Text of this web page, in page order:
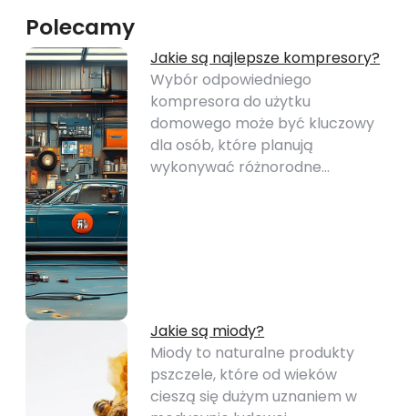
Polecamy
Jakie są najlepsze kompresory?
Wybór odpowiedniego
kompresora do użytku
domowego może być kluczowy
dla osób, które planują
wykonywać różnorodne…
Jakie są miody?
Miody to naturalne produkty
pszczele, które od wieków
cieszą się dużym uznaniem w